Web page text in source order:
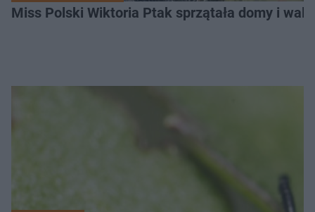
Miss Polski Wiktoria Ptak sprzątała domy i